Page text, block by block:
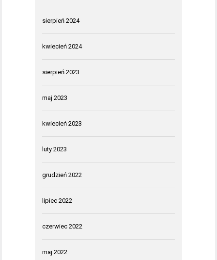
sierpień 2024
kwiecień 2024
sierpień 2023
maj 2023
kwiecień 2023
luty 2023
grudzień 2022
lipiec 2022
czerwiec 2022
maj 2022